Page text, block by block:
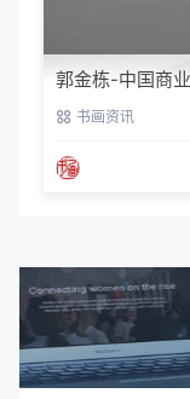
郭金栋-中国商
书画资讯